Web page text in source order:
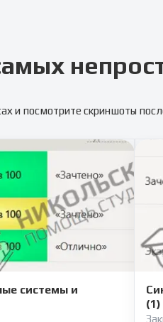
и посмотрите скриншоты
системы и
(1)